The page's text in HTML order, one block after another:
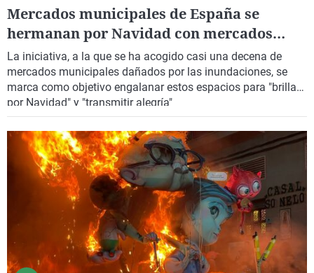
Mercados municipales de España se
hermanan por Navidad con mercados
afectados por la DANA
La iniciativa, a la que se ha acogido casi una decena de
mercados municipales dañados por las inundaciones, se
marca como objetivo engalanar estos espacios para "brillar
por Navidad" y "transmitir alegría"